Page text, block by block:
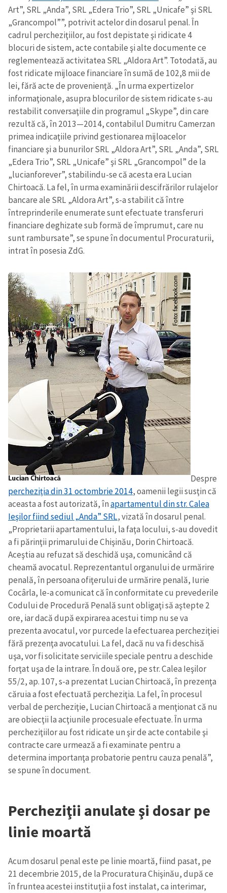
Trimite o informație
Despre ZdG
in English
на русском
Art”, SRL „Anda”, SRL „Edera Trio”, SRL „Unicafe” şi SRL
„Grancompol””, potrivit actelor din dosarul penal. În
cadrul percheziţiilor, au fost depistate şi ridicate 4
blocuri de sistem, acte contabile şi alte documente ce
reglementează activitatea SRL „Aldora Art”. Totodată, au
fost ridicate mijloace financiare în sumă de 102,8 mii de
lei, fără acte de provenienţă. „În urma expertizelor
informaţionale, asupra blocurilor de sistem ridicate s-au
restabilit conversaţiile din programul „Skype”, din care
rezultă că, în 2013—2014, contabilul Dumitru Camerzan
primea indicaţiile privind gestionarea mijloacelor
financiare şi a bunurilor SRL „Aldora Art”, SRL „Anda”, SRL
„Edera Trio”, SRL „Unicafe” şi SRL „Grancompol” de la
„lucianforever”, stabilindu-se că acesta era Lucian
Chirtoacă. La fel, în urma examinării descifrărilor rulajelor
bancare ale SRL „Aldora Art”, s-a stabilit că între
întreprinderile enumerate sunt efectuate transferuri
financiare deghizate sub formă de împrumut, care nu
sunt rambursate”, se spune în documentul Procuraturii,
intrat în posesia ZdG.
Despre
percheziţia din 31 octombrie 2014, oamenii legii susţin că
aceasta a fost autorizată, înapartamentul din str. Calea
Ieşilor fiind sediul „Anda” SRL, vizată în dosarul penal.
„Proprietarii apartamentului, la faţa locului, s-au dovedit
a fi părinţii primarului de Chişinău, Dorin Chirtoacă.
Aceştia au refuzat să deschidă uşa, comunicând că
cheamă avocatul. Reprezentantul organului de urmărire
penală, în persoana ofiţerului de urmărire penală, Iurie
Cocârla, le-a comunicat că în conformitate cu prevederile
Codului de Procedură Penală sunt obligaţi să aştepte 2
ore, iar dacă după expirarea acestui timp nu se va
prezenta avocatul, vor purcede la efectuarea percheziţiei
fără prezenţa avocatului. La fel, dacă nu va fi deschisă
uşa, vor fi solicitate serviciile speciale pentru a deschide
forţat uşa de la intrare. În două ore, pe str. Calea Ieşilor
55/2, ap. 107, s-a prezentat Lucian Chirtoacă, în prezenţa
căruia a fost efectuată percheziţia. La fel, în procesul
verbal de percheziţie, Lucian Chirtoacă a menţionat că nu
are obiecţii la acţiunile procesuale efectuate. În urma
percheziţiilor au fost ridicate un şir de acte contabile şi
contracte care urmează a fi examinate pentru a
determina importanţa probatorie pentru cauza penală”,
se spune în document.
Percheziţii anulate şi dosar pe
linie moartă
Acum dosarul penal este pe linie moartă, fiind pasat, pe
21 decembrie 2015, de la Procuratura Chişinău, după ce
în fruntea acestei instituţii a fost instalat, ca interimar,